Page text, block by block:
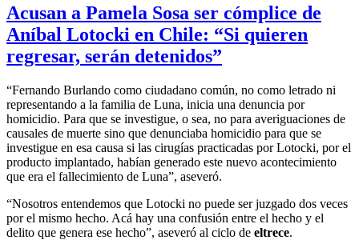
Acusan a Pamela Sosa ser cómplice de
Aníbal Lotocki en Chile: “Si quieren
regresar, serán detenidos”
“Fernando Burlando como ciudadano común, no como letrado ni
representando a la familia de Luna, inicia una denuncia por
homicidio. Para que se investigue, o sea, no para averiguaciones de
causales de muerte sino que denunciaba homicidio para que se
investigue en esa causa si las cirugías practicadas por Lotocki, por el
producto implantado, habían generado este nuevo acontecimiento
que era el fallecimiento de Luna”, aseveró.
“Nosotros entendemos que Lotocki no puede ser juzgado dos veces
por el mismo hecho. Acá hay una confusión entre el hecho y el
delito que genera ese hecho”, aseveró al ciclo de eltrece.